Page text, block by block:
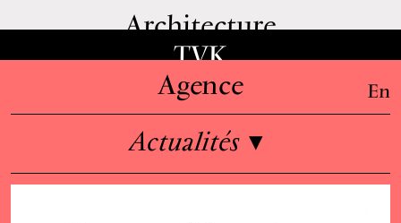
En
Architecture
TVK
Agence
Actualités ▾
Informations